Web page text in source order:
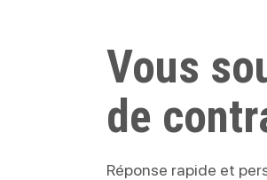
Vous
de
Réponse rapide et